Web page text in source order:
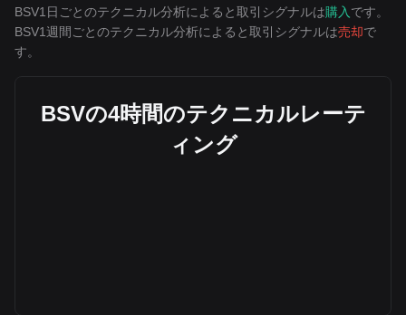
BSV1日ごとのテクニカル分析によると取引シグナルは購入 です。
BSV1週間ごとのテクニカル分析によると取引シグナルは売却で
す。
BSVの4時間のテクニカルレーテ
ィング